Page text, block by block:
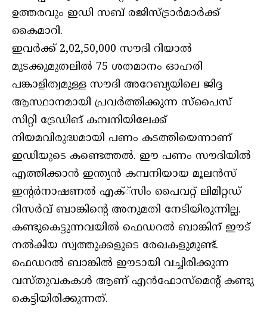
ഉത്തരവും ഇഡി സബ് രജിസ്ട്രാര്‍മാര്‍ക്ക്
കൈമാറി.
ഇവര്‍ക്ക് 2,02,50,000 സൗദി റിയാല്‍
മുടക്കുമുതലില്‍ 75 ശതമാനം ഓഹരി
പങ്കാളിത്വമുള്ള സൗദി അറേബ്യയിലെ ജിദ്ദ
ആസ്ഥാനമായി പ്രവര്‍ത്തിക്കുന്ന സ്‌പൈസ്
സിറ്റി ട്രേഡിങ് കമ്പനിയിലേക്ക്
നിയമവിരുദ്ധമായി പണം കടത്തിയെന്നാണ്
ഇഡിയുടെ കണ്ടെത്തല്‍. ഈ പണം സൗദിയില്‍
എത്തിക്കാന്‍ ഇന്ത്യന്‍ കമ്പനിയായ മൂലന്‍സ്
ഇന്റര്‍നാഷണല്‍ എക്്‌സിം പൈവറ്റ് ലിമിറ്റഡ്
റിസര്‍വ് ബാങ്കിന്റെ അനുമതി നേടിയിരുന്നില്ല.
കണ്ടുകെട്ടുന്നവയില്‍ ഫെഡറല്‍ ബാങ്കിന് ഈട്
നല്‍കിയ സ്വത്തുക്കളുടെ രേഖകളുമുണ്ട്.
ഫെഡറല്‍ ബാങ്കില്‍ ഈടായി വച്ചിരിക്കുന്ന
വസ്തുവകകള്‍ ആണ് എന്‍ഫോസ്‌മെന്റ് കണ്ടു
കെട്ടിയിരിക്കുന്നത്.